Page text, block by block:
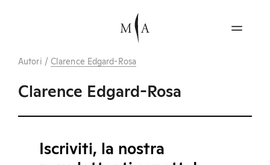
Autori / Clarence Edgard-Rosa
Clarence Edgard-Rosa
Iscriviti, la nostra